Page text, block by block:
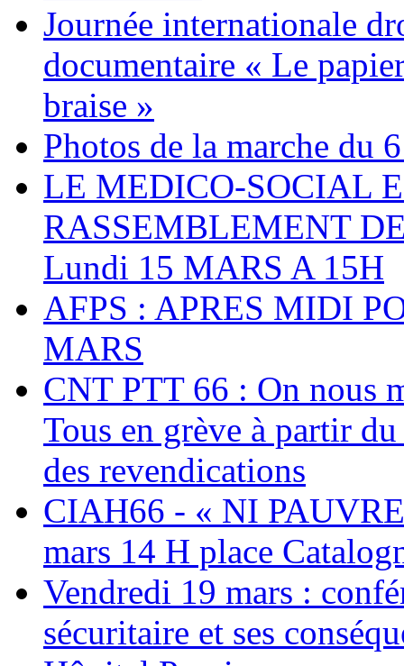
Journée internationale
documentaire « Le
braise »
Photos de la marche du
LE MEDICO-SOCIAL
RASSEMBLEMENT
Lundi 15 MARS A 15H
AFPS : APRES MIDI
MARS
CNT PTT 66 : On nous
Tous en grève à partir
des revendications
CIAH66 - « NI
mars 14 H place
Vendredi 19 mars :
sécuritaire et ses